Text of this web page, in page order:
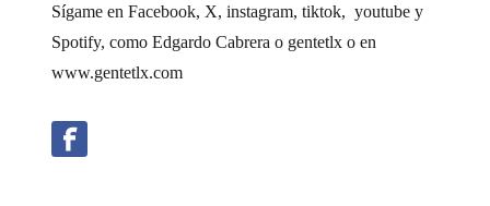
Sígame en Facebook, X, instagram, tiktok, youtube y
Spotify, como Edgardo Cabrera o gentetlx o en
www.gentetlx.com